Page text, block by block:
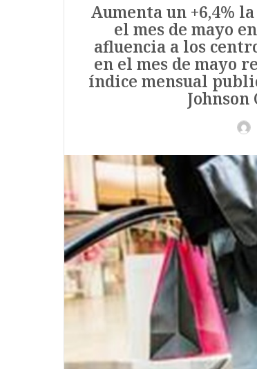
Aumenta un +6,4%
el mes de mayo
afluencia a los
en el mes de mayo
índice mensual